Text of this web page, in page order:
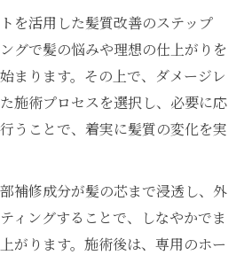
を活用した髪質改善のステップ
グで髪の悩みや理想の仕上がりを
まります。その上で、ダメージレ
施術プロセスを選択し、必要に応
うことで、着実に髪質の変化を実
補修成分が髪の芯まで浸透し、外
ィングすることで、しなやかでま
がります。施術後は、専用のホー